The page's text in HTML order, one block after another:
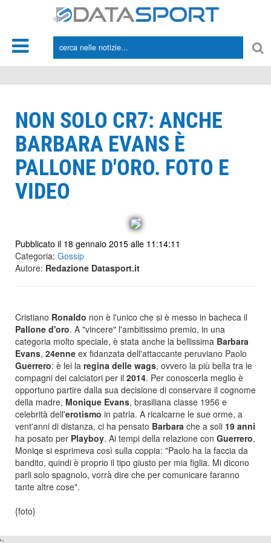
NON SOLO CR7: ANCHE
BARBARA EVANS È
PALLONE D'ORO. FOTO E
VIDEO
Pubblicato il 18 gennaio 2015 alle 11:14:11
Categoria: Gossip
Autore: Redazione Datasport.it
Cristiano Ronaldo non è l'unico che si è messo in bacheca il
Pallone d'oro. A "vincere" l'ambitissimo premio, in una
categoria molto speciale, è stata anche la bellissima Barbara
Evans, 24enne ex fidanzata dell'attaccante peruviano Paolo
Guerrero: è lei la regina delle wags, ovvero la più bella tra le
compagni dei calciatori per il 2014. Per conoscerla meglio è
opportuno partire dalla sua decisione di conservare il cognome
della madre, Monique Evans, brasiliana classe 1956 e
celebrità dell'erotismo in patria. A ricalcarne le sue orme, a
vent'anni di distanza, ci ha pensato Barbara che a soli 19 anni
ha posato per Playboy. Ai tempi della relazione con Guerrero,
Moniqe si esprimeva così sulla coppia: "Paolo ha la faccia da
bandito, quindi è proprio il tipo giusto per mia figlia. Mi dicono
parli solo spagnolo, vorrà dire che per comunicare faranno
tante altre cose".
{foto}